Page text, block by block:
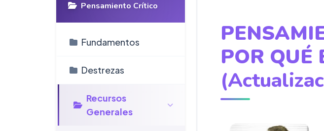
Pensamiento Crítico
Fundamentos
Destrezas
Recursos
Generales
POR QUÉ